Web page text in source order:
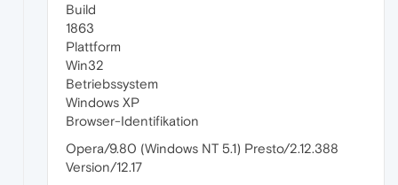
Build
1863
Plattform
Win32
Betriebssystem
Windows XP
Browser-Identifikation
Opera/9.80 (Windows NT 5.1) Presto/2.12.388
Version/12.17